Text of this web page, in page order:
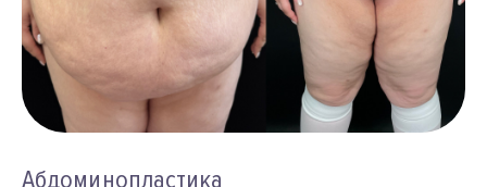
Абдоминопластика